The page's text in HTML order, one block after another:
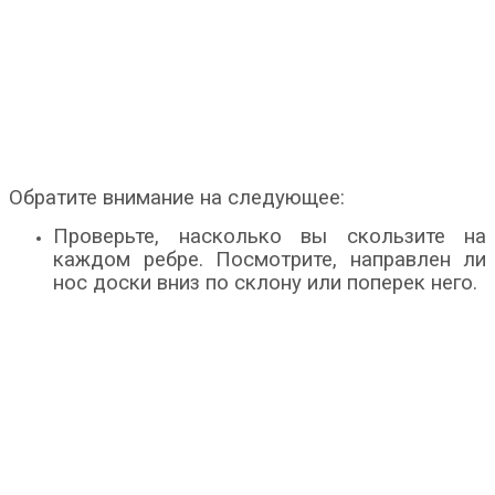
Обратите внимание на следующее:
Проверьте, насколько вы скользите на
каждом ребре. Посмотрите, направлен ли
нос доски вниз по склону или поперек него.